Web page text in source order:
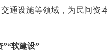
通设施等领域，为民间资
”“软建设”